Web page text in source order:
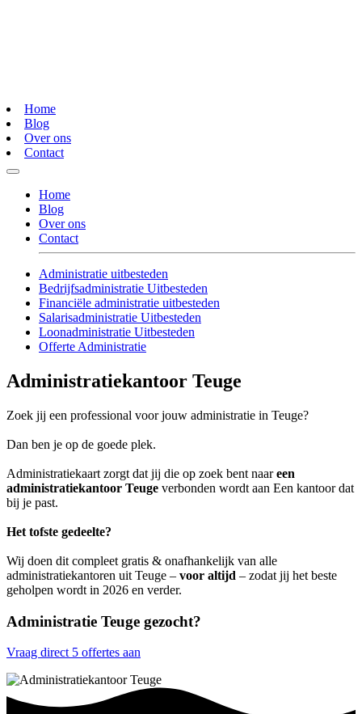
Home
Blog
Over ons
Contact
Home
Blog
Over ons
Contact
Administratie uitbesteden
Bedrijfsadministratie Uitbesteden
Financiële administratie uitbesteden
Salarisadministratie Uitbesteden
Loonadministratie Uitbesteden
Offerte Administratie
Administratiekantoor Teuge
Zoek jij een professional voor jouw administratie in Teuge?
Dan ben je op de goede plek.
Administratiekaart zorgt dat jij die op zoek bent naareen
administratiekantoor Teuge verbonden wordt aan Een kantoor dat
bij je past.
Het tofste gedeelte?
Wij doen dit compleet gratis & onafhankelijk van alle
administratiekantoren uit Teuge – voor altijd – zodat jij het beste
geholpen wordt in 2026 en verder.
Administratie Teuge gezocht?
Vraag direct 5 offertes aan